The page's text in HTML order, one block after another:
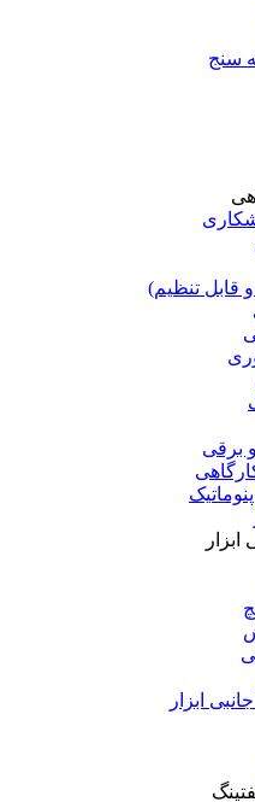
سنج
و قابل تنظیم)
برقی
ابزار
ابزار